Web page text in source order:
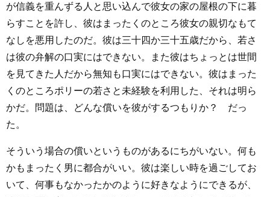
が信義を重んずる人と思い込んで彼女の家の屋根の下に暮
らすことを許し、彼はまったくのところ彼女の親切なもて
なしを悪用したのだ。彼は三十四か三十五歳だから、若さ
は彼の弁解の口実にはできない。また彼はちょっとは世間
を見てきた人だから無知も口実にはできない。彼はまった
くのところポリーの若さと未経験を利用した、それは明ら
かだ。問題は、どんな償いを彼がするつもりか？ だっ
た。
そういう場合の償いというものがあるにちがいない。何も
かもまったく男に都合がいい。彼は楽しい時を過ごしてお
いて、何事もなかったかのように好きなようにできるが、